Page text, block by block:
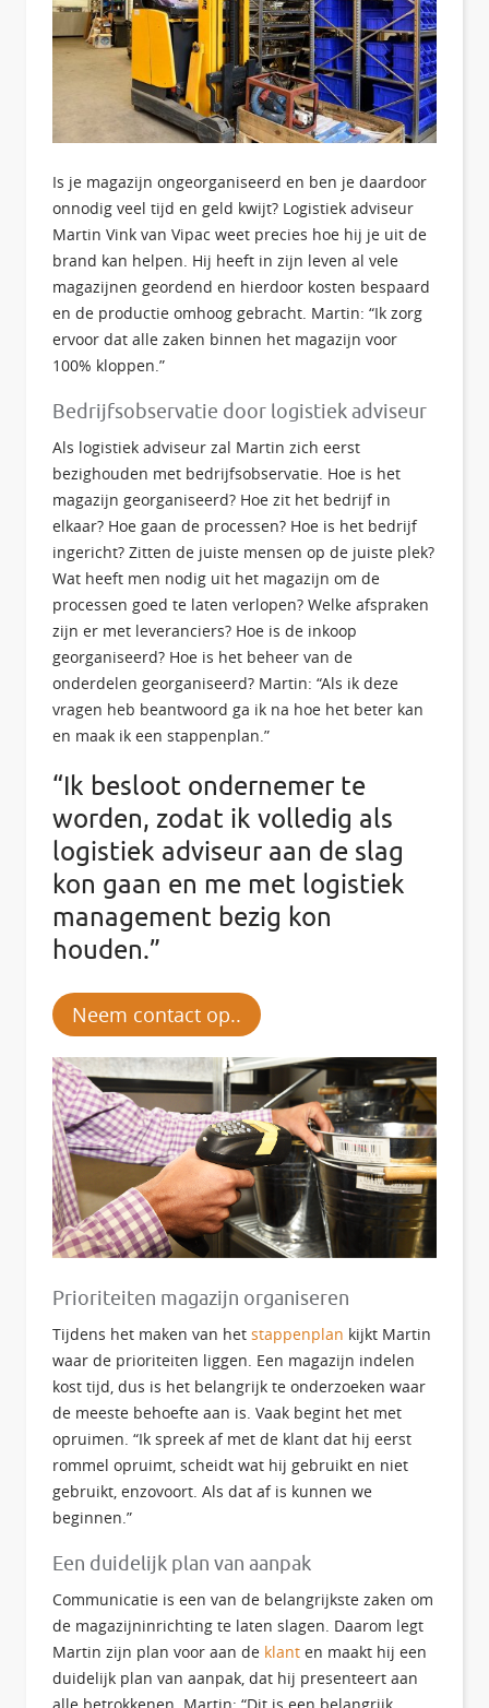
Is je magazijn ongeorganiseerd en ben je daardoor
onnodig veel tijd en geld kwijt? Logistiek adviseur
Martin Vink van Vipac weet precies hoe hij je uit de
brand kan helpen. Hij heeft in zijn leven al vele
magazijnen geordend en hierdoor kosten bespaard
en de productie omhoog gebracht. Martin: “Ik zorg
ervoor dat alle zaken binnen het magazijn voor
100% kloppen.”
Bedrijfsobservatie door logistiek adviseur
Als logistiek adviseur zal Martin zich eerst
bezighouden met bedrijfsobservatie. Hoe is het
magazijn georganiseerd? Hoe zit het bedrijf in
elkaar? Hoe gaan de processen? Hoe is het bedrijf
ingericht? Zitten de juiste mensen op de juiste plek?
Wat heeft men nodig uit het magazijn om de
processen goed te laten verlopen? Welke afspraken
zijn er met leveranciers? Hoe is de inkoop
georganiseerd? Hoe is het beheer van de
onderdelen georganiseerd? Martin: “Als ik deze
vragen heb beantwoord ga ik na hoe het beter kan
en maak ik een stappenplan.”
“Ik besloot ondernemer te
worden, zodat ik volledig als
logistiek adviseur aan de slag
kon gaan en me met logistiek
management bezig kon
houden.”
Neem contact op..
Prioriteiten magazijn organiseren
Tijdens het maken van het stappenplan kijkt Martin
waar de prioriteiten liggen. Een magazijn indelen
kost tijd, dus is het belangrijk te onderzoeken waar
de meeste behoefte aan is. Vaak begint het met
opruimen. “Ik spreek af met de klant dat hij eerst
rommel opruimt, scheidt wat hij gebruikt en niet
gebruikt, enzovoort. Als dat af is kunnen we
beginnen.”
Een duidelijk plan van aanpak
Communicatie is een van de belangrijkste zaken om
de magazijninrichting te laten slagen. Daarom legt
Martin zijn plan voor aan de klant en maakt hij een
duidelijk plan van aanpak, dat hij presenteert aan